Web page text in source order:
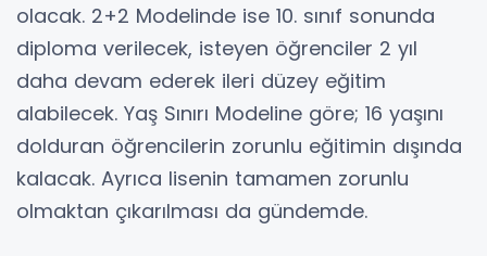
olacak. 2+2 Modelinde ise 10. sınıf sonunda
diploma verilecek, isteyen öğrenciler 2 yıl
daha devam ederek ileri düzey eğitim
alabilecek. Yaş Sınırı Modeline göre; 16 yaşını
dolduran öğrencilerin zorunlu eğitimin dışında
kalacak. Ayrıca lisenin tamamen zorunlu
olmaktan çıkarılması da gündemde.